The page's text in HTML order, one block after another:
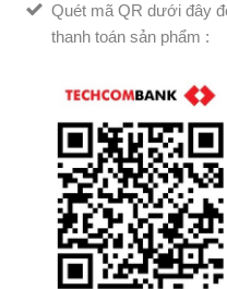
Quét mã QR dưới đây
thanh toán sản phẩm :